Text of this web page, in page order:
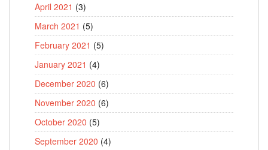
April 2021 (3)
March 2021 (5)
February 2021 (5)
January 2021 (4)
December 2020 (6)
November 2020 (6)
October 2020 (5)
September 2020 (4)